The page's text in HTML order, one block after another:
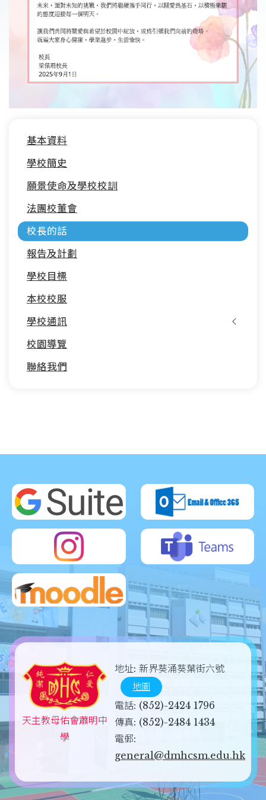
navigation
基本資料
學校簡史
願景使命及學校校訓
法團校董會
校長的話
報告及計劃
學校目標
本校校服
學校通訊
校園導覽
聯絡我們
天主教母佑會蕭明中
學
地址: 新界葵涌葵葉街六號
地圖
電話: (852)-2424 1796
傳真: (852)-2484 1434
電郵:
general@dmhcsm.edu.hk